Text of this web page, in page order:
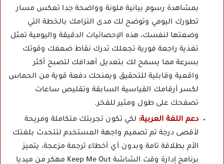
بمشاهدة رسوم بيانية ملونة وواضحة جدا تعكس مسار
تطورك اليومي وتوضح لك مدى التزامك بالخطة التي
وضعتها لنفسك، هذه الإحصائيات الدقيقة واليومية تمثل
تغذية راجعة فورية تجعلك تدرك نقاط ضعفك وقوتك
بسرعة مما يسمح لك بتعديل أهدافك لتصبح أكثر
واقعية وقابلية للتحقيق ويمنحك دفعة قوية من الحماس
لكسر أرقامك القياسية السابقة وتقليص ساعات
تصفحك على طول ومثير للفخر.
دعم اللغة العربية: لكي تكون تجربتك متكاملة ومريحة
لأقصى درجة تم تصميم واجهة المستخدم لتتحدث بلغتك
الأم بطلاقة تامة وبدون أي أخطاء ترجمة مزعجة، يتميز
برنامج إدارة وقت الشاشة Keep Me Out مهكر من ميديا